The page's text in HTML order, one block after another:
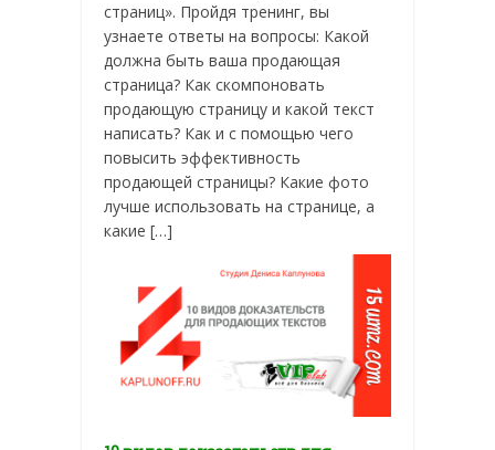
страниц». Пройдя тренинг, вы
узнаете ответы на вопросы: Какой
должна быть ваша продающая
страница? Как скомпоновать
продающую страницу и какой текст
написать? Как и с помощью чего
повысить эффективность
продающей страницы? Какие фото
лучше использовать на странице, а
какие […]